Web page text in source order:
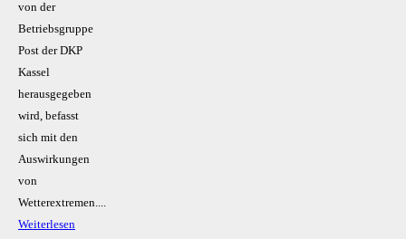
von der
Betriebsgruppe
Post der DKP
Kassel
herausgegeben
wird, befasst
sich mit den
Auswirkungen
von
Wetterextremen....
Weiterlesen